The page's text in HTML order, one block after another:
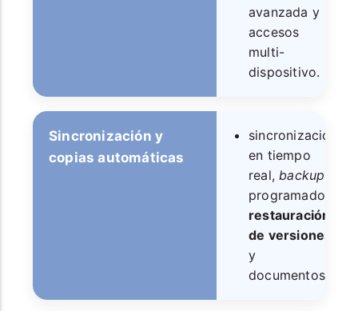
avanzada y
accesos
multi-
dispositivo.
Sincronización y
copias automáticas
sincronización
en tiempo
real,backup
programado y
restauración
de versiones
y
documentos.